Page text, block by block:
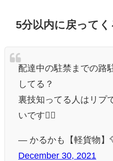
5分以内に戻ってく
配達中の駐禁までの路
してる？
裏技知ってる人はリプ
いです🙇‍♂️
— かるかも【軽貨物】
December 30, 2021